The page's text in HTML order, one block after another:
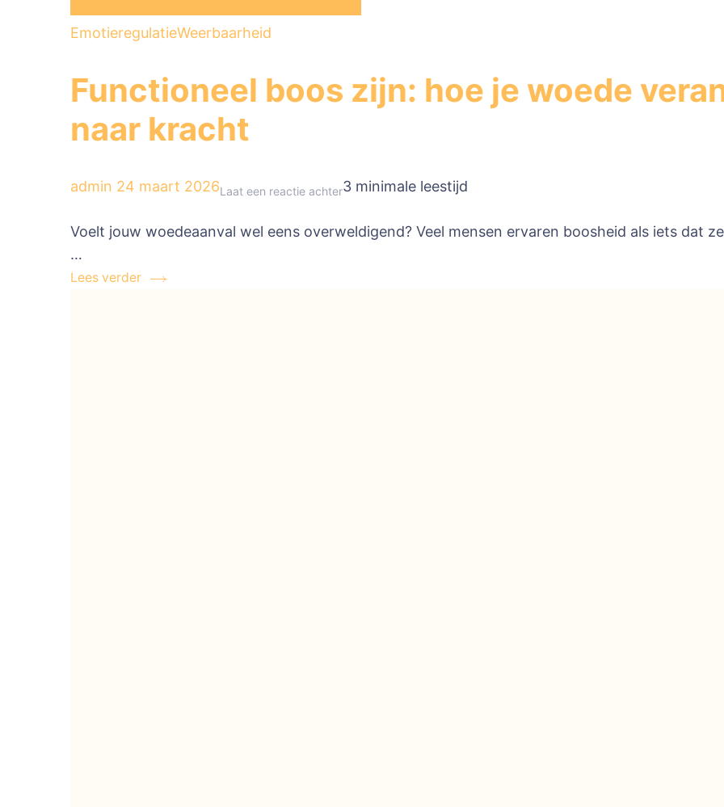
EmotieregulatieWeerbaarheid
Functioneel boos zijn: hoe je woede
naar kracht
admin 24 maart 2026Laat een reactie achterop
boos
3 minimale leestijd
Voelt jouw woedeaanval wel eens overweldigend? Veel mensen ervaren boosheid als iets dat
…
Lees verder